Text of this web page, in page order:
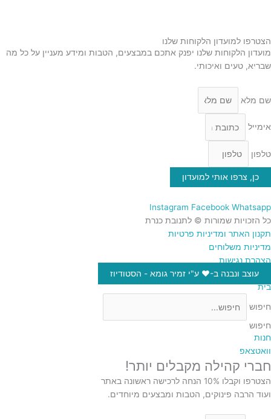
הצטרפו למועדון הלקוחות שלנו
מועדון הלקוחות שלנו יפנק אתכם במבצעים, הטבות ומידע מעניין על כל מה
שבריא, טעים ואיכותי.
שם מלא
אימייל
טלפון
כן, צרפו אותי למועדון
Instagram Facebook Whatsapp
כל הזכויות שמורות © לתנובת כנרת
תקנון האתר ומדיניות פרטיות
מדיניות משלוחים
הצהרת נגישות
עוצב ונבנה ב-♥︎ ע"י זמיר גומא - הסטודיוז
בית
חיפוש
חיפוש
חנות
וואטצאפ
חברי קהילה מקבלים יותר!
הצטרפו וקבלו 10% הנחה לרכישה ראשונה באתר
ועוד הרבה פינוקים, הטבות ומבצעים מיוחדים.